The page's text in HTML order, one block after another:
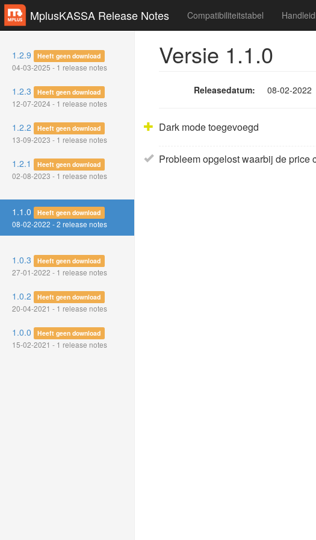
MplusKASSA Release Notes Compatibiliteitstabel
1.2.9 Heeft geen download
04-03-2025 - 1 release notes
1.2.3 Heeft geen download
12-07-2024 - 1 release notes
1.2.2 Heeft geen download
13-09-2023 - 1 release notes
1.2.1 Heeft geen download
02-08-2023 - 1 release notes
1.1.0 Heeft geen download
08-02-2022 - 2 release notes
1.0.3 Heeft geen download
27-01-2022 - 1 release notes
1.0.2 Heeft geen download
20-04-2021 - 1 release notes
1.0.0 Heeft geen download
15-02-2021 - 1 release notes
Versie 1.1.0
Releasedatum: 08-02-2022
Dark mode toegevoegd
Probleem opgelost waarbij de price